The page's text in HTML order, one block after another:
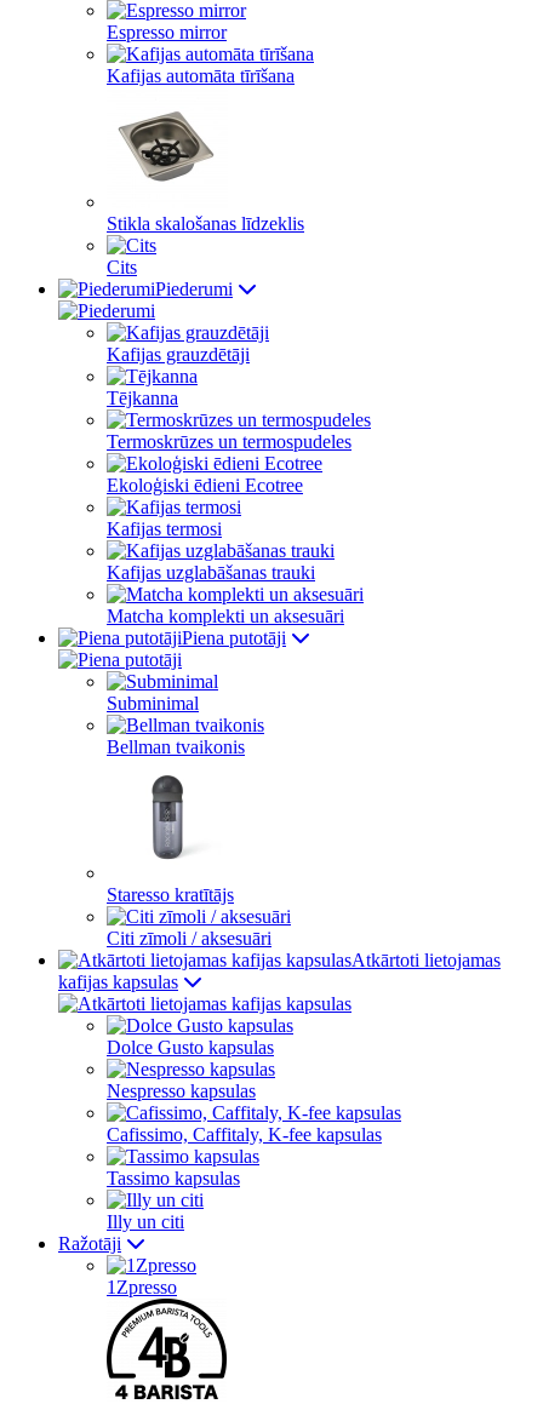
Espresso mirror
Kafijas automāta tīrīšana
Stikla skalošanas līdzeklis
Cits
Piederumi
Kafijas grauzdētāji
Tējkanna
Termoskrūzes un termospudeles
Ekoloģiski ēdieni Ecotree
Kafijas termosi
Kafijas uzglabāšanas trauki
Matcha komplekti un aksesuāri
Piena putotāji
Subminimal
Bellman tvaikonis
Staresso kratītājs
Citi zīmoli / aksesuāri
Atkārtoti lietojamas
kafijas kapsulas
Dolce Gusto kapsulas
Nespresso kapsulas
Cafissimo, Caffitaly, K-fee kapsulas
Tassimo kapsulas
Illy un citi
Ražotāji
1Zpresso